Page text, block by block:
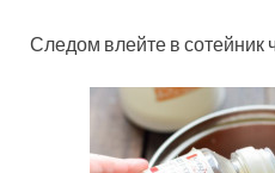
Следом влейте в сотейник